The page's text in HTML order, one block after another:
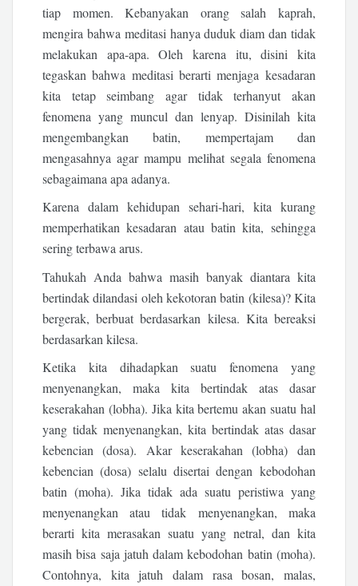
tiap momen. Kebanyakan orang salah kaprah,
mengira bahwa meditasi hanya duduk diam dan tidak
melakukan apa-apa. Oleh karena itu, disini kita
tegaskan bahwa meditasi berarti menjaga kesadaran
kita tetap seimbang agar tidak terhanyut akan
fenomena yang muncul dan lenyap. Disinilah kita
mengembangkan batin, mempertajam dan
mengasahnya agar mampu melihat segala fenomena
sebagaimana apa adanya.
Karena dalam kehidupan sehari-hari, kita kurang
memperhatikan kesadaran atau batin kita, sehingga
sering terbawa arus.
Tahukah Anda bahwa masih banyak diantara kita
bertindak dilandasi oleh kekotoran batin (kilesa)? Kita
bergerak, berbuat berdasarkan kilesa. Kita bereaksi
berdasarkan kilesa.
Ketika kita dihadapkan suatu fenomena yang
menyenangkan, maka kita bertindak atas dasar
keserakahan (lobha). Jika kita bertemu akan suatu hal
yang tidak menyenangkan, kita bertindak atas dasar
kebencian (dosa). Akar keserakahan (lobha) dan
kebencian (dosa) selalu disertai dengan kebodohan
batin (moha). Jika tidak ada suatu peristiwa yang
menyenangkan atau tidak menyenangkan, maka
berarti kita merasakan suatu yang netral, dan kita
masih bisa saja jatuh dalam kebodohan batin (moha).
Contohnya, kita jatuh dalam rasa bosan, malas,